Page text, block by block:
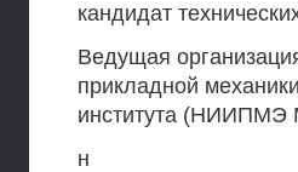
кандидат
Ведущая
прикладной
института
н